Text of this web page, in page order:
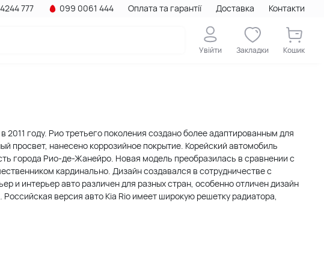
777 099 0061 444 Оплата та гарантії Доставка Контакти
Увійти Закладки Кошик
2011 году. Рио третьего поколения создано более адаптированным для
просвет, нанесено коррозийное покрытие. Корейский автомобиль
города Рио-де-Жанейро. Новая модель преобразилась в сравнении с
кардинально. Дизайн создавался в сотрудничестве с
и интерьер авто различен для разных стран, особенно отличен дизайн
версия авто Kia Rio имеет широкую решетку радиатора,
K2. Динамичный, агрессивный силуэт автомобиля выглядит модно и
Внимания, особенно на дорогах стран СНГ, требует защита